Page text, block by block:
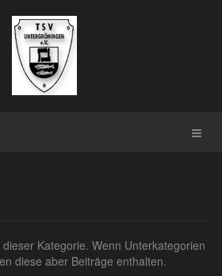
Kategorie. Wenn Unterkategorien
diese aber Beiträge enthalten.